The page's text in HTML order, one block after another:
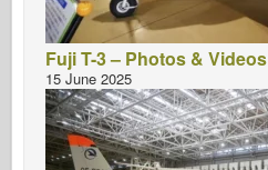
Fuji T-3 – Photos & Videos
15 June 2025